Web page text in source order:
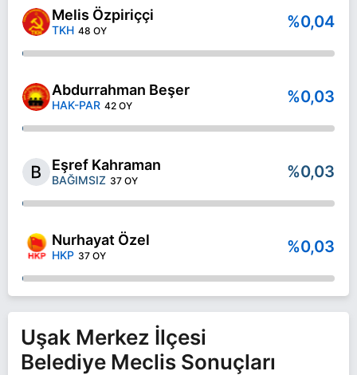
Melis Özpiriççi
TKH 48 OY %0,04
Abdurrahman Beşer
HAK-PAR 42 OY %0,03
Eşref Kahraman
BAĞIMSIZ 37 OY %0,03
Nurhayat Özel
HKP 37 OY %0,03
Uşak Merkez İlçesi
Belediye Meclis Sonuçları